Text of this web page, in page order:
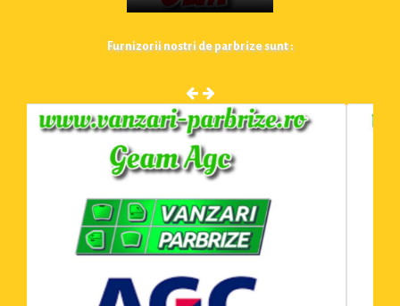
Furnizorii nostri de parbrize sunt :